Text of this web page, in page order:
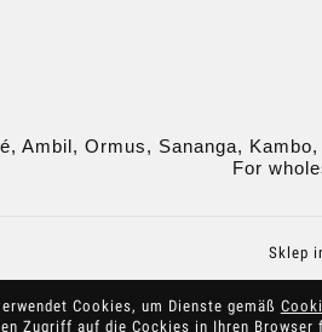
Cookies, um Dienste gemäß
Zugriff auf die Cockies in Ihren Browser
Ambil, Ormus, Sananga,
For
Sklep